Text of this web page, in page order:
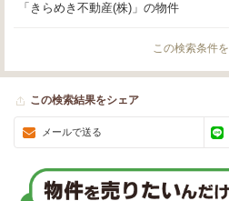
「きらめき不動産(株)」の物件
この検索条件を
この検索結果をシェア
メールで送る